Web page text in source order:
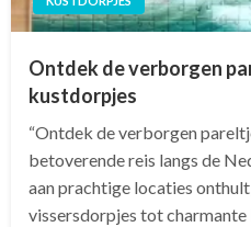
Ontdek de verborgen
kustdorpjes
“Ontdek de verborgen
betoverende reis langs de
aan prachtige locaties
vissersdorpjes tot charmante